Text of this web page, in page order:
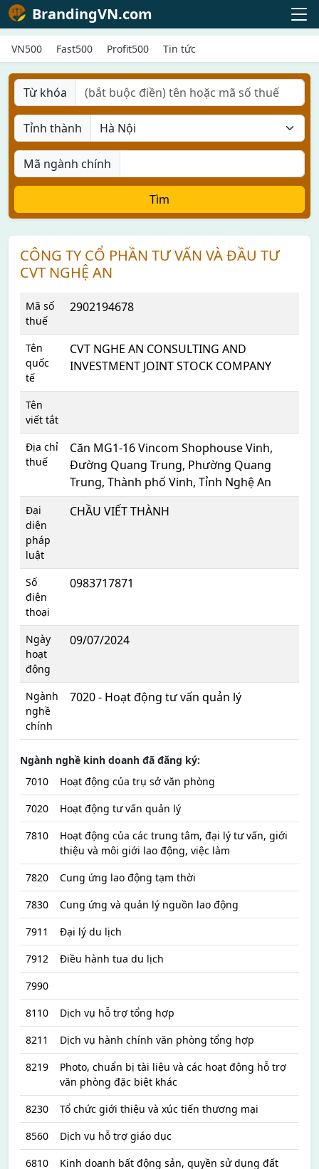
BrandingVN.com
VN500 Fast500 Profit500 Tin tức
Từ khóa
Tỉnh thành
Mã ngành chính
Tìm
CÔNG TY CỔ PHẦN TƯ VẤN VÀ ĐẦU TƯ
CVT NGHỆ AN
Mã số
thuế
2902194678
Tên
quốc
tế
CVT NGHE AN CONSULTING AND
INVESTMENT JOINT STOCK COMPANY
Tên
viết tắt
Địa chỉ
thuế
Căn MG1-16 Vincom Shophouse Vinh,
Đường Quang Trung, Phường Quang
Trung, Thành phố Vinh, Tỉnh Nghệ An
Đại
diện
pháp
luật
CHẦU VIẾT THÀNH
Số
điện
thoại
0983717871
Ngày
hoạt
động
09/07/2024
Ngành
nghề
chính
7020 - Hoạt động tư vấn quản lý
Ngành nghề kinh doanh đã đăng ký:
7010
Hoạt động của trụ sở văn phòng
7020
Hoạt động tư vấn quản lý
7810
Hoạt động của các trung tâm, đại lý tư vấn, giới
thiệu và môi giới lao động, việc làm
7820
Cung ứng lao động tạm thời
7830
Cung ứng và quản lý nguồn lao động
7911
Đại lý du lịch
7912
Điều hành tua du lịch
7990
8110
Dịch vụ hỗ trợ tổng hợp
8211
Dịch vụ hành chính văn phòng tổng hợp
8219
Photo, chuẩn bị tài liệu và các hoạt động hỗ trợ
văn phòng đặc biệt khác
8230
Tổ chức giới thiệu và xúc tiến thương mại
8560
Dịch vụ hỗ trợ giáo dục
6810
Kinh doanh bất động sản, quyền sử dụng đất